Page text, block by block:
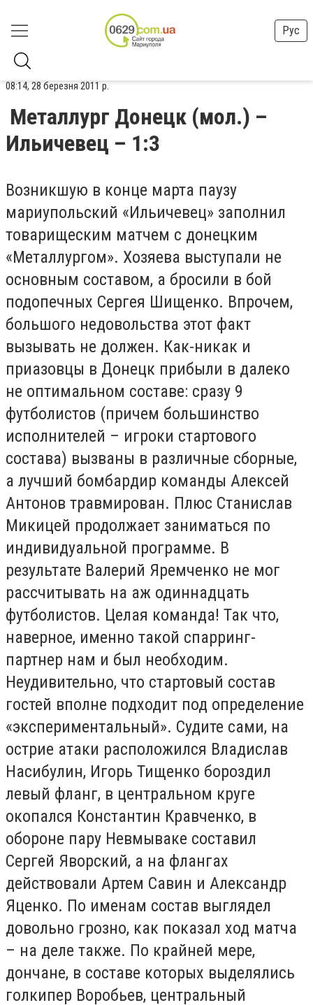
Рус
08:14, 28 березня 2011 р.
Металлург Донецк (мол.) –
Ильичевец – 1:3
Возникшую в конце марта паузу
мариупольский «Ильичевец» заполнил
товарищеским матчем с донецким
«Металлургом». Хозяева выступали не
основным составом, а бросили в бой
подопечных Сергея Шищенко. Впрочем,
большого недовольства этот факт
вызывать не должен. Как-никак и
приазовцы в Донецк прибыли в далеко
не оптимальном составе: сразу 9
футболистов (причем большинство
исполнителей – игроки стартового
состава) вызваны в различные сборные,
а лучший бомбардир команды Алексей
Антонов травмирован. Плюс Станислав
Микицей продолжает заниматься по
индивидуальной программе. В
результате Валерий Яремченко не мог
рассчитывать на аж одиннадцать
футболистов. Целая команда! Так что,
наверное, именно такой спарринг-
партнер нам и был необходим.
Неудивительно, что стартовый состав
гостей вполне подходит под определение
«экспериментальный». Судите сами, на
острие атаки расположился Владислав
Насибулин, Игорь Тищенко бороздил
левый фланг, в центральном круге
окопался Константин Кравченко, в
обороне пару Невмываке составил
Сергей Яворский, а на флангах
действовали Артем Савин и Александр
Яценко. По именам состав выглядел
довольно грозно, как показал ход матча
– на деле также. По крайней мере,
дончане, в составе которых выделялись
голкипер Воробьев, центральный